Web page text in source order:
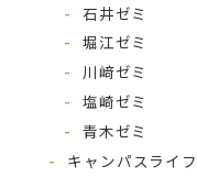
石井ゼミ
堀江ゼミ
川﨑ゼミ
塩崎ゼミ
青木ゼミ
キャンパスライフ